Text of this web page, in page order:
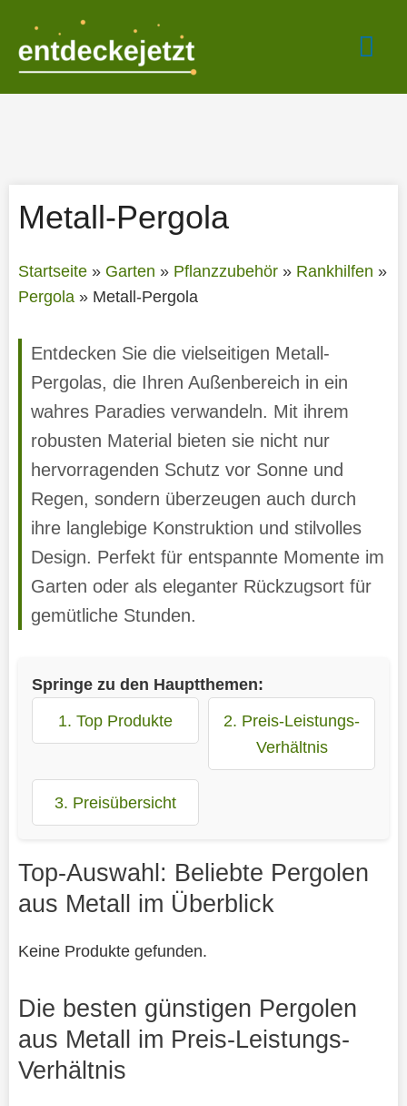
springen
Metall-Pergola
Startseite» Garten » Pflanzzubehör» Rankhilfen »
Pergola» Metall-Pergola
Entdecken Sie die vielseitigen Metall-
Pergolas, die Ihren Außenbereich in ein
wahres Paradies verwandeln. Mit ihrem
robusten Material bieten sie nicht nur
hervorragenden Schutz vor Sonne und
Regen, sondern überzeugen auch durch
ihre langlebige Konstruktion und stilvolles
Design. Perfekt für entspannte Momente im
Garten oder als eleganter Rückzugsort für
gemütliche Stunden.
Springe zu den Hauptthemen:
1. Top Produkte
2. Preis-Leistungs-
Verhältnis
3. Preisübersicht
Top-Auswahl: Beliebte Pergolen
aus Metall im Überblick
Keine Produkte gefunden.
Die besten günstigen Pergolen
aus Metall im Preis-Leistungs-
Verhältnis